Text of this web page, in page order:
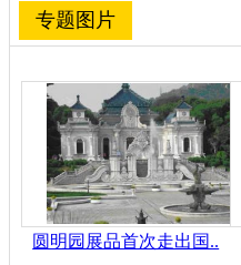
专题图片
圆明园展品首次走出国..